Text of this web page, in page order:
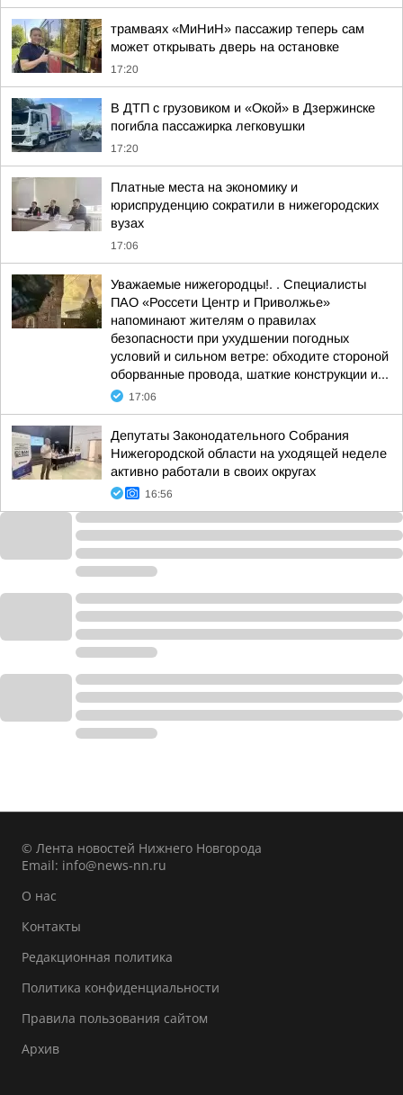
трамваях «МиНиН» пассажир теперь сам
может открывать дверь на остановке
17:20
В ДТП с грузовиком и «Окой» в Дзержинске
погибла пассажирка легковушки
17:20
Платные места на экономику и
юриспруденцию сократили в нижегородских
вузах
17:06
Уважаемые нижегородцы!. . Специалисты
ПАО «Россети Центр и Приволжье»
напоминают жителям о правилах
безопасности при ухудшении погодных
условий и сильном ветре: обходите стороной
оборванные провода, шаткие конструкции и...
17:06
Депутаты Законодательного Собрания
Нижегородской области на уходящей неделе
активно работали в своих округах
16:56
© Лента новостей Нижнего Новгорода
Email: info@news-nn.ru
О нас
Контакты
Редакционная политика
Политика конфиденциальности
Правила пользования сайтом
Архив